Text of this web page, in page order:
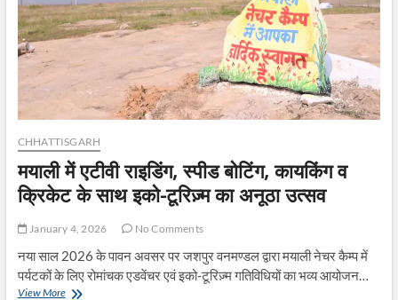
को
मिला
पक्का
CHHATTISGARH
मयाली में एटीवी राइडिंग, स्पीड बोटिंग, कायकिंग व
क्रिकेट के साथ इको-टूरिज़्म का अनूठा उत्सव
January 4, 2026 No Comments
नया साल 2026 के पावन अवसर पर जशपुर वनमण्डल द्वारा मयाली नेचर कैम्प में
पर्यटकों के लिए रोमांचक एडवेंचर एवं इको-टूरिज़्म गतिविधियों का भव्य आयोजन…
View Moreमयाली